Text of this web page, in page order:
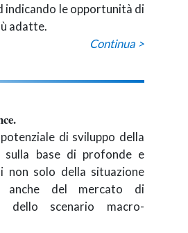
indicando le opportunità di
adatte.
Continua >
di sviluppo della
sulla base di profonde e
non solo della situazione
anche del mercato di
dello scenario macro-